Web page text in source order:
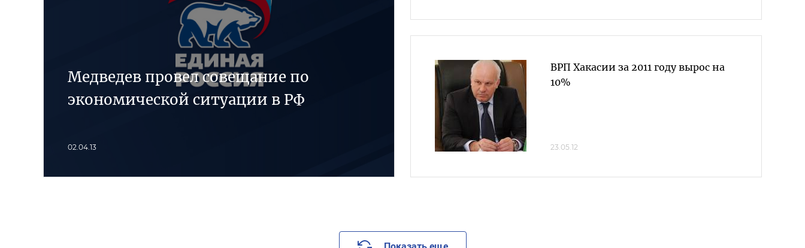
Медведев провел совещание по
экономической ситуации в РФ
02.04.13
ВРП Хакасии за 2011 году вырос на
10%
23.05.12